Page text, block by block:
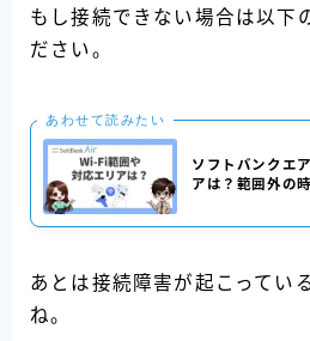
もし接続できない場合は以下
ださい。
あわせて読みたい
ソフトバンクエ
アは？範囲外の
あとは接続障害が起こってい
ね。